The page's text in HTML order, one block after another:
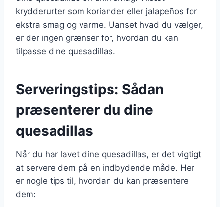
krydderurter som koriander eller jalapeños for
ekstra smag og varme. Uanset hvad du vælger,
er der ingen grænser for, hvordan du kan
tilpasse dine quesadillas.
Serveringstips: Sådan
præsenterer du dine
quesadillas
Når du har lavet dine quesadillas, er det vigtigt
at servere dem på en indbydende måde. Her
er nogle tips til, hvordan du kan præsentere
dem: